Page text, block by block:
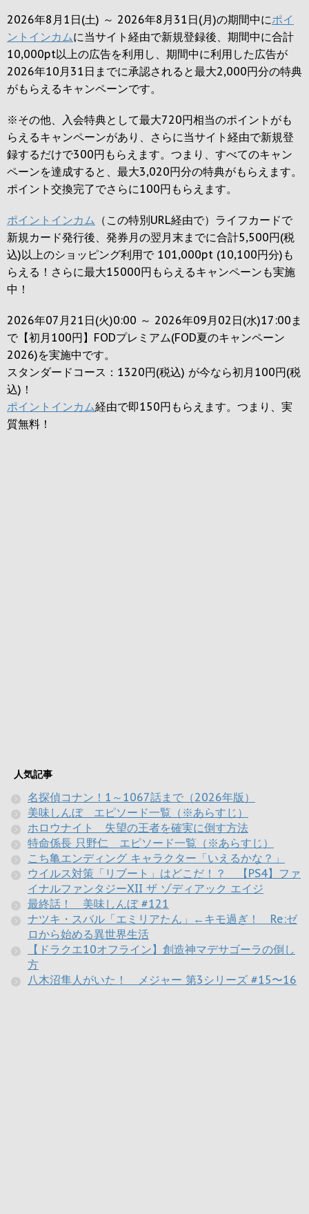
2026年8月1日(土) ～ 2026年8月31日(月)の期間中にポイ
ントインカムに当サイト経由で新規登録後、期間中に合計
10,000pt以上の広告を利用し、期間中に利用した広告が
2026年10月31日までに承認されると最大2,000円分の特典
がもらえるキャンペーンです。
※その他、入会特典として最大720円相当のポイントがも
らえるキャンペーンがあり、さらに当サイト経由で新規登
録するだけで300円 もらえます。つまり、すべてのキャン
ペーンを達成すると、最大3,020円分の特典がもらえます。
ポイント交換完了でさらに100円 もらえます。
ポイントインカム （この特別URL経由で）ライフカードで
新規カード発行後、発券月の翌月末までに合計5,500円(税
込)以上のショッピング利用で 101,000pt (10,100円分)も
らえる！さらに最大15000円もらえるキャンペーンも実施
中！
2026年07月21日(火)0:00 ～ 2026年09月02日(水)17:00ま
で【初月100円】FODプレミアム(FOD夏のキャンペーン
2026)を実施中です。
スタンダードコース：1320円(税込) が今なら初月100円(税
込)！
ポイントインカム経由で即150円もらえます。つまり、実
質無料！
人気記事
名探偵コナン！1～1067話まで（2026年版）
美味しんぼ エピソード一覧（※あらすじ）
ホロウナイト 失望の王者を確実に倒す方法
特命係長 只野仁 エピソード一覧（※あらすじ）
こち亀エンディング キャラクター「いえるかな？」
ウイルス対策「リブート」はどこだ！？ 【PS4】ファ
イナルファンタジーXII ザ ゾディアック エイジ
最終話！ 美味しんぼ #121
ナツキ・スバル「エミリアたん」←キモ過ぎ！ Re:ゼ
ロから始める異世界生活
【ドラクエ10オフライン】創造神マデサゴーラの倒し
方
八木沼隼人がいた！ メジャー 第3シリーズ #15〜16